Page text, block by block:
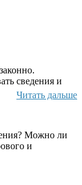
сведения и
Читать дальше
Можно ли
и